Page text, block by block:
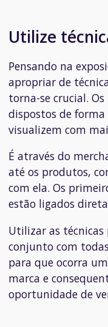
Utilize
Pensando na
apropriar de
torna-se crucial.
dispostos de
visualizem com
É através do
até os produtos,
com ela. Os
estão ligados
Utilizar as
conjunto com
para que ocorra
marca e
oportunidade de